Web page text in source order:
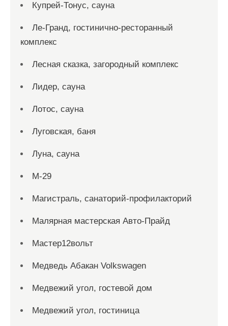
Купрей-Тонус, сауна
Ле-Гранд, гостинично-ресторанный
комплекс
Лесная сказка, загородный комплекс
Лидер, сауна
Лотос, сауна
Луговская, баня
Луна, сауна
М-29
Магистраль, санаторий-профилакторий
Малярная мастерская Авто-Прайд
Мастер12вольт
Медведь Абакан Volkswagen
Медвежий угол, гостевой дом
Медвежий угол, гостиница